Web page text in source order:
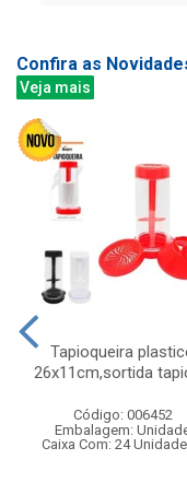
Confira as
Veja mais
Tapioqueira
26x11cm,sortida
Código: 006452
Embalagem:
Caixa Com: 24